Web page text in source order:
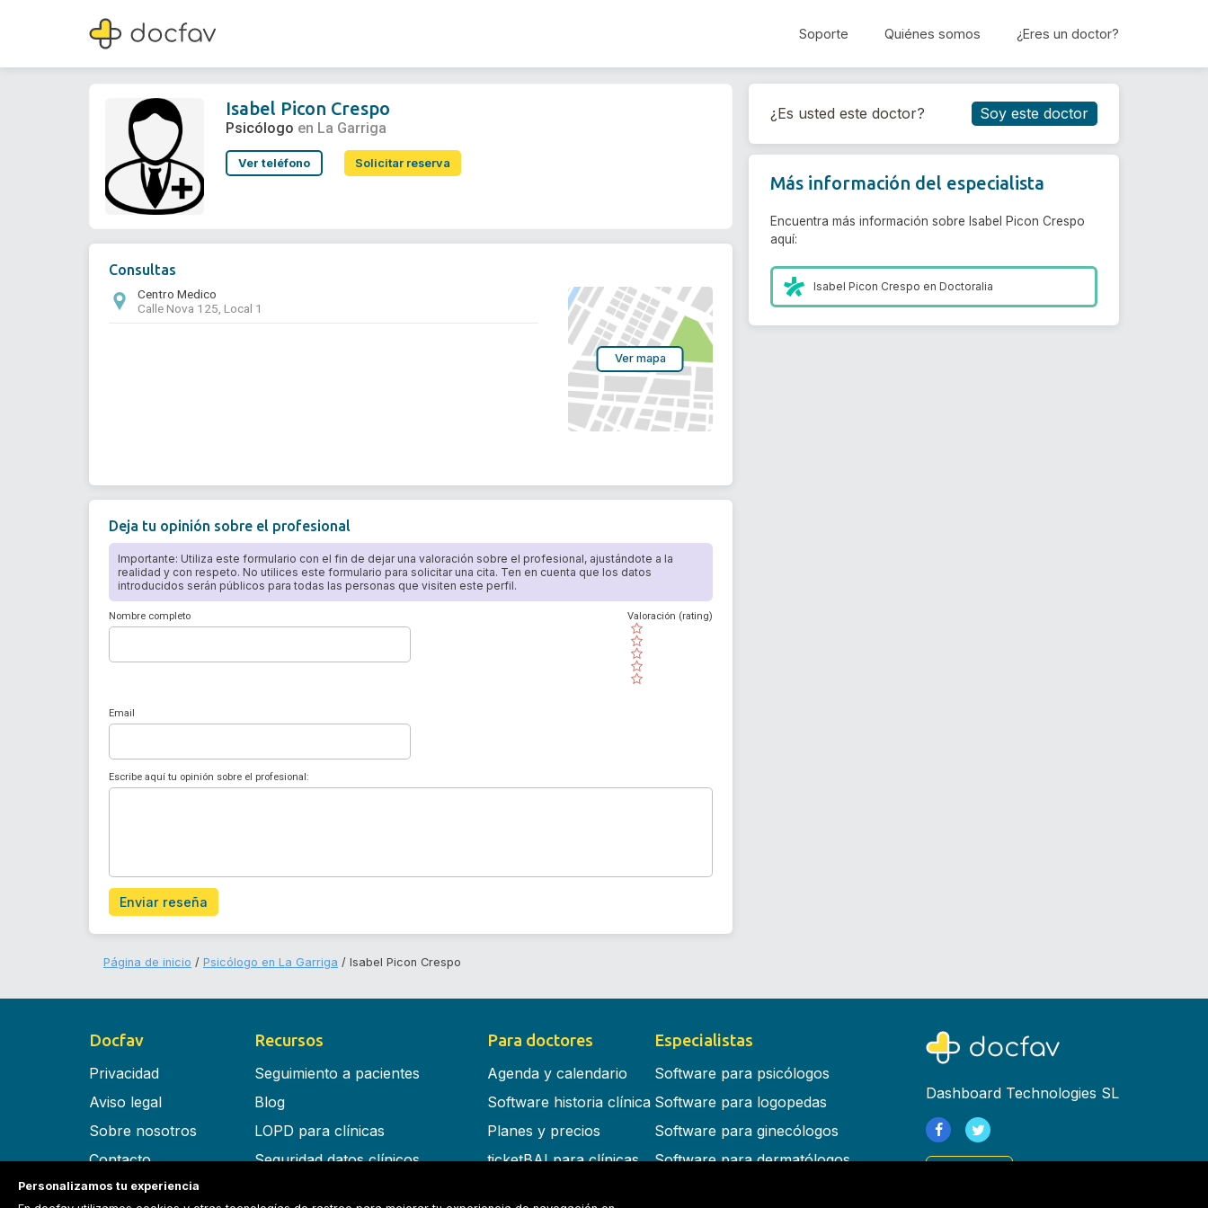
Soporte Quiénes somos ¿Eres un doctor?
Isabel Picon Crespo
Psicólogo
Reservar cita
Isabel Picon Crespo
Psicólogo en La Garriga
Ver teléfono Solicitar reserva
Consultas
Centro Medico
Calle Nova 125, Local 1
Ver mapa
Deja tu opinión sobre el profesional
Importante: Utiliza este formulario con el fin de dejar una valoración sobre el profesional, ajustándote a la
realidad y con respeto. No utilices este formulario para solicitar una cita. Ten en cuenta que los datos
introducidos serán públicos para todas las personas que visiten este perfil.
Nombre completo
( )
( )
( )
( )
( )
Valoración (rating)
Email
Escribe aquí tu opinión sobre el profesional:
Enviar reseña
¿Es usted este doctor? Soy este doctor
Más información del especialista
Encuentra más información sobre Isabel Picon Crespo
aquí:
Isabel Picon Crespo enDoctoralia
Página de inicio Psicólogo en La Garriga Isabel Picon Crespo
Docfav
Privacidad
Aviso legal
Sobre nosotros
Contacto
Términos y condiciones
Recursos
Seguimiento a pacientes
Blog
LOPD para clínicas
Seguridad datos clínicos
Para doctores
Agenda y calendario
Software historia clínica
Planes y precios
ticketBAI para clínicas
Especialistas
Software para psicólogos
Software para logopedas
Software para ginecólogos
Software para dermatólogos
Dashboard Technologies SL
Personalizamos tu experiencia